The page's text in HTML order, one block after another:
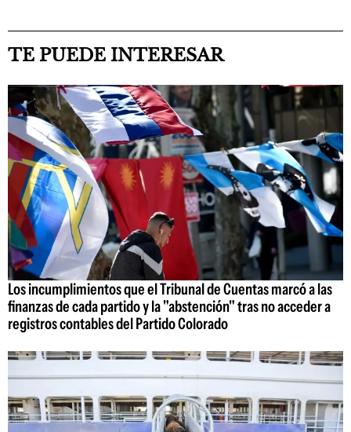
TE PUEDE INTERESAR
Los incumplimientos que el Tribunal de Cuentas marcó a las
finanzas de cada partido y la "abstención" tras no acceder a
registros contables del Partido Colorado